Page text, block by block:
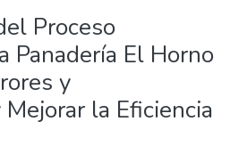
Proceso
Panadería El Horno
y
la Eficiencia